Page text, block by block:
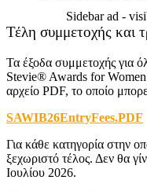
Sidebar ad -
Τέλη συμμετοχής και
Τα έξοδα συμμετοχής για
Stevie® Awards for Women
αρχείο PDF, το οποίο
SAWIB26EntryFees.PDF
Για κάθε κατηγορία στην
ξεχωριστό τέλος. Δεν θα
Ιουλίου 2026.